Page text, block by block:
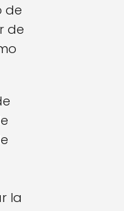
de
de
la